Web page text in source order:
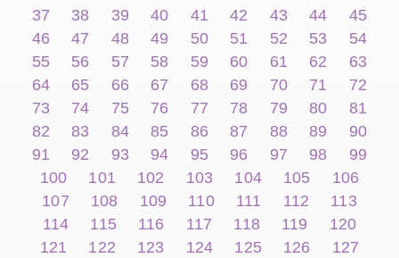
37
38 39 40 41 42 43 44
45
46
47 48 49 50 51 52 53
54
55
56 57 58 59 60 61 62
63
64
65 66 67 68 69 70 71
72
73
74 75 76 77 78 79 80
81
82
83 84 85 86 87 88 89
90
91
92 93 94 95 96 97 98
99
100
101 102 103 104 105
106
107
108 109 110 111 112
113
114
115 116 117 118 119
120
121
122 123 124 125 126
127